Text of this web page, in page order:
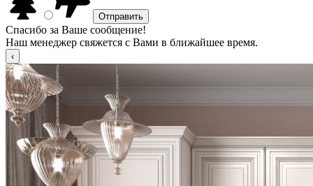
Спасибо за Ваше сообщение!
Наш менеджер свяжется с Вами в ближайшее время.